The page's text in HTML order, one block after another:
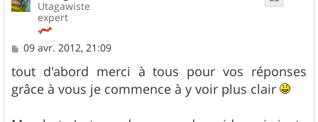
Utagawiste
expert
M
s
s
a
09 avr. 2012, 21:09
tout d'abord merci à tous pour vos réponses
grâce à vous je commence à y voir plus clair